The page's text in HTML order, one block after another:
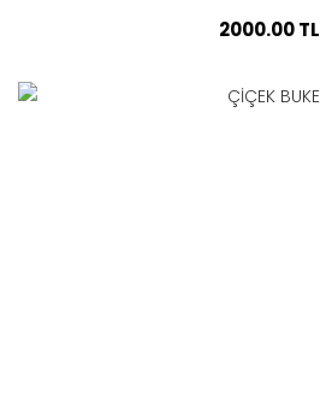
2000.00 TL